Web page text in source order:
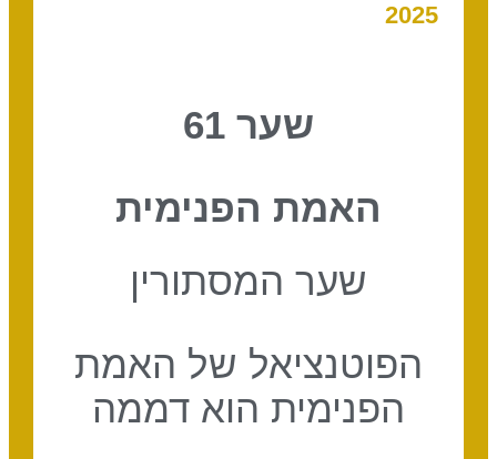
2025
שער 61
האמת הפנימית
שער המסתורין
הפוטנציאל של האמת
הפנימית הוא דממה